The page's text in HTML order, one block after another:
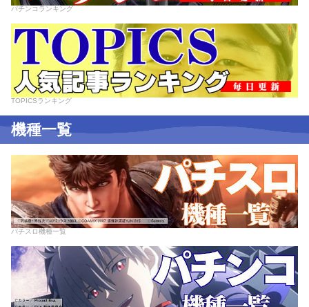
パチンコランキング
TOPICSランキング
機種一覧
パチスロ機種一覧